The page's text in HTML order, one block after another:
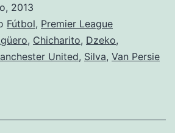
21
2013
Fútbol, Premier League
, Chicharito, Dzeko,
United, Silva, Van Persie